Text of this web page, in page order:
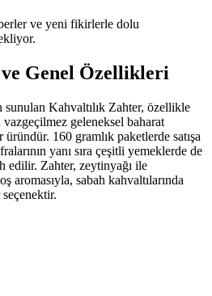
ve yeni fikirlerle dolu
ve Genel Özellikleri
sunulan Kahvaltılık Zahter, özellikle
geleneksel baharat
üründür. 160 gramlık paketlerde satışa
yanı sıra çeşitli yemeklerde de
edilir. Zahter, zeytinyağı ile
aromasıyla, sabah kahvaltılarında